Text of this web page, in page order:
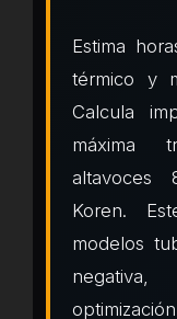
Estima
térmico y
Calcula
máxima
altavoces
Koren.
modelos
negativa,